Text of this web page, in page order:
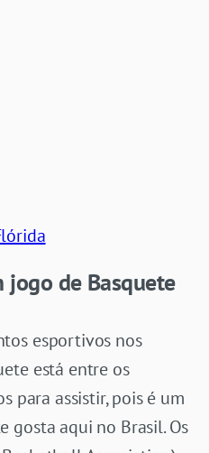
jogo de Basquete
esportivos nos
está entre os
para assistir, pois é um
gosta aqui no Brasil. Os